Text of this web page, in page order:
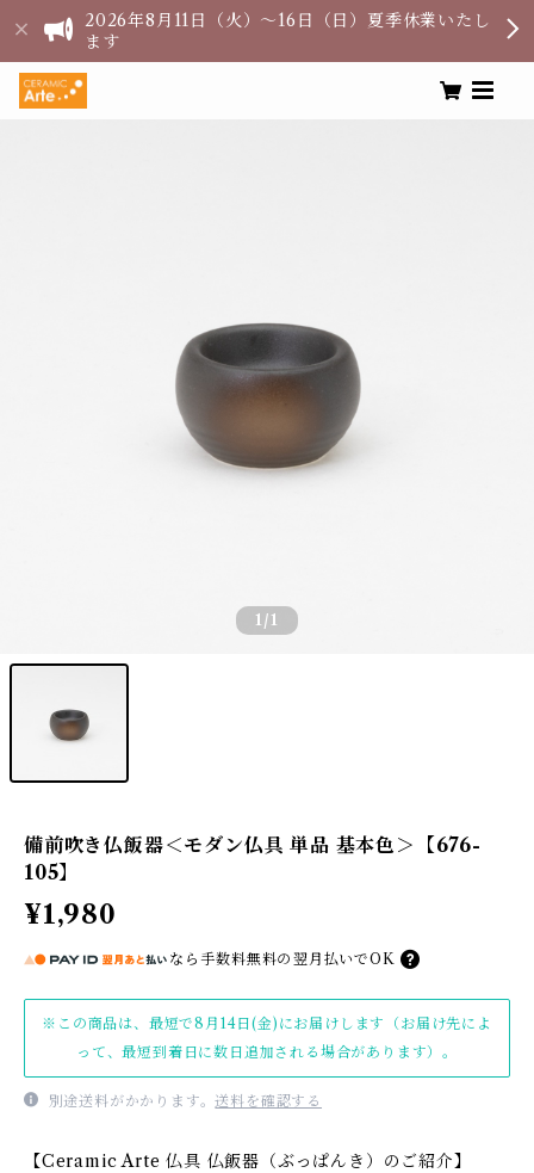
2026年8月11日（火）〜16日（日）夏季休業いたし
ます
1 /1
備前吹き仏飯器＜モダン仏具 単品 基本色＞【676-
105】
¥1,980
なら 手数料無料の 翌月払いでOK
※この商品は、最短で8月14日(金)にお届けします（お届け先によ
って、最短到着日に数日追加される場合があります）。
別途送料がかかります。送料を確認する
【Ceramic Arte 仏具 仏飯器（ぶっぱんき）のご紹介】